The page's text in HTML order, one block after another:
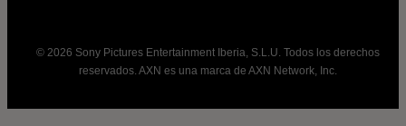
© 2026 Sony Pictures Entertainment Iberia, S.L.U. Todos los derechos
reservados. AXN es una marca de AXN Network, Inc.